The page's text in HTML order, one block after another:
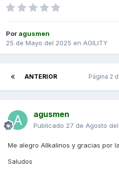
Poragusmen
25 de Mayo del 2025 en AGILITY
ANTERIOR Página 2
agusmen
Publicado 27 de Agosto
Me alegro Allkalinos y gracias por
Saludos